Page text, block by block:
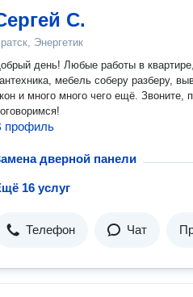
С.
Энергетик
день! Любые работы в
мебель соберу разберу, вывезу, установка дверей,
и много много чего ещё. Звоните, пишите, обязательно
профиль
дверной панели
16 услуг
Телефон Чат